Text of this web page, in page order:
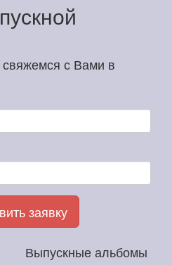
с Вами в
заявку
Выпускные альбомы